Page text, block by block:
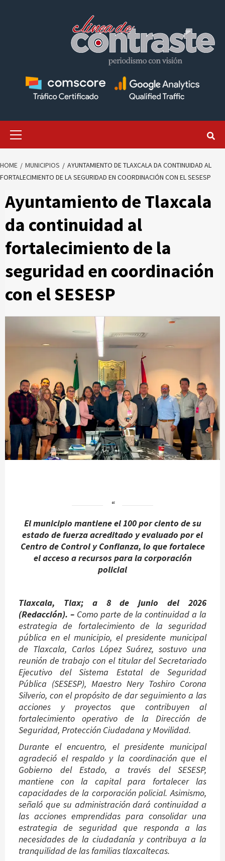
HOME MUNICIPIOS
AYUNTAMIENTO DE TLAXCALA DA CONTINUIDAD AL
FORTALECIMIENTO DE LA SEGURIDAD EN COORDINACIÓN CON EL SESESP
Ayuntamiento de Tlaxcala
da continuidad al
fortalecimiento de la
seguridad en coordinación
con el SESESP
El municipio mantiene el 100 por ciento de su
estado de fuerza acreditado y evaluado por el
Centro de Control y Confianza, lo que fortalece
el acceso a recursos para la corporación
policial
Tlaxcala, Tlax;a 8 de junio del 2026
(Redacción). – Como parte de la continuidad a la
estrategia de fortalecimiento de la seguridad
pública en el municipio, el presidente municipal
de Tlaxcala, Carlos López Suárez, sostuvo una
reunión de trabajo con el titular del Secretariado
Ejecutivo del Sistema Estatal de Seguridad
Pública (SESESP), Maestro Nery Toshiro Corona
Silverio, con el propósito de dar seguimiento a las
acciones y proyectos que contribuyen al
fortalecimiento operativo de la Dirección de
Seguridad, Protección Ciudadana y Movilidad.
Durante el encuentro, el presidente municipal
agradeció el respaldo y la coordinación que el
Gobierno del Estado, a través del SESESP,
mantiene con la capital para fortalecer las
capacidades de la corporación policial. Asimismo,
señaló que su administración dará continuidad a
las acciones emprendidas para consolidar una
estrategia de seguridad que responda a las
necesidades de la ciudadanía y contribuya a la
tranquilidad de las familias tlaxcaltecas.